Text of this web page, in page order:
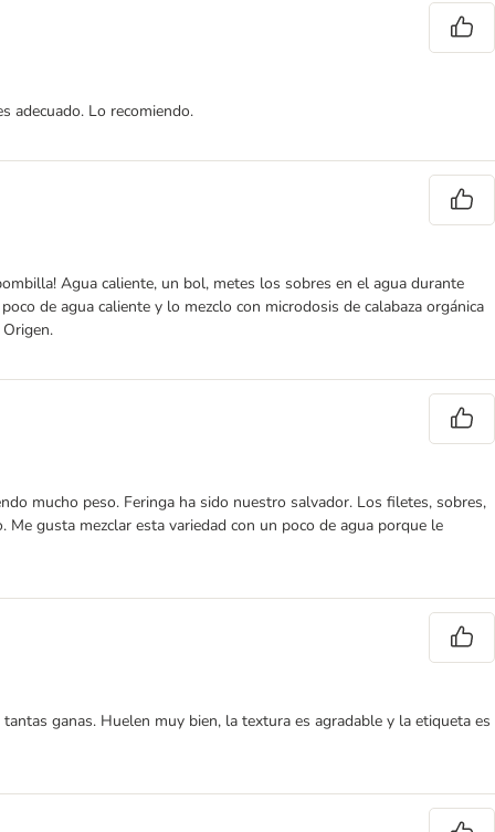
adecuado. Lo recomiendo.
Agua caliente, un bol, metes los sobres en el agua durante
de agua caliente y lo mezclo con microdosis de calabaza orgánica
mucho peso. Feringa ha sido nuestro salvador. Los filetes, sobres,
gusta mezclar esta variedad con un poco de agua porque le
ganas. Huelen muy bien, la textura es agradable y la etiqueta es